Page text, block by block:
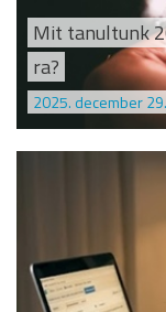
Mit tanultunk
ra?
2025. december 29.